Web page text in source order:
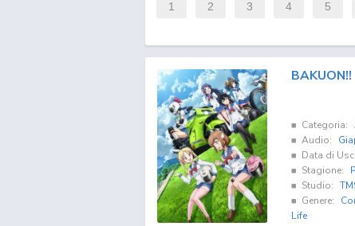
1 2 3 4 5
BAKUON!!
Categoria:
Audio:
Data di
Stagione:
Studio:
Genere:
Life